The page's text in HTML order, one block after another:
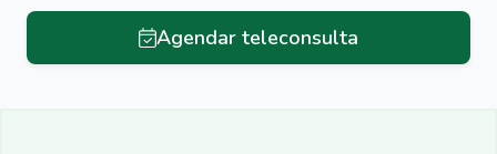
Agendar teleconsulta